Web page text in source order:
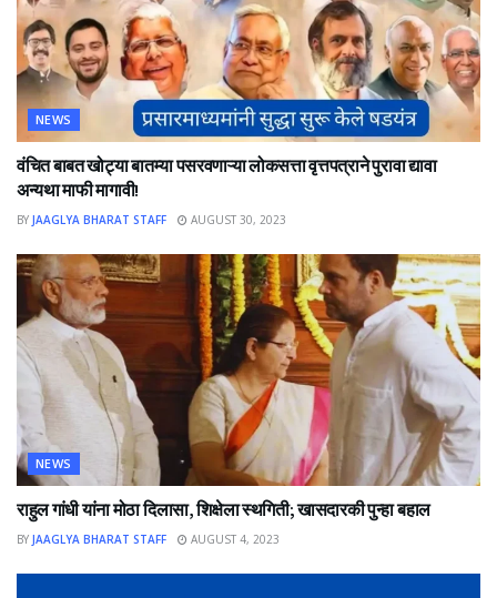
NEWS
वंचित बाबत खोट्या बातम्या पसरवणाऱ्या लोकसत्ता वृत्तपत्राने पुरावा द्यावा
अन्यथा माफी मागावी!
BY JAAGLYA BHARAT STAFF AUGUST 30, 2023
NEWS
राहुल गांधी यांना मोठा दिलासा, शिक्षेला स्थगिती; खासदारकी पुन्हा बहाल
BY JAAGLYA BHARAT STAFF AUGUST 4, 2023